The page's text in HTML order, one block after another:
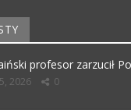
profesor zarzucił
2026 0